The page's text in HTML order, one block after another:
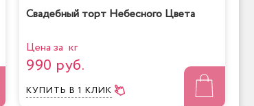
Свадебный торт Небесного Цвета
Цена за кг
990 руб.
КУПИТЬ В 1 КЛИК